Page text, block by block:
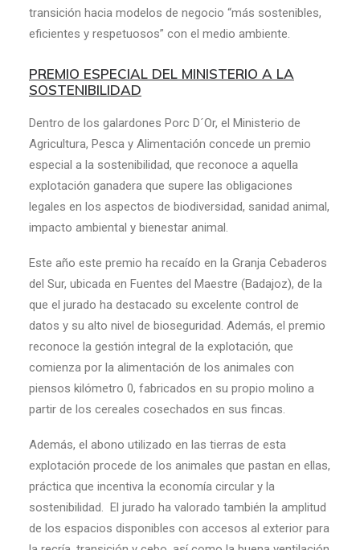
transición hacia modelos de negocio “más sostenibles,
eficientes y respetuosos” con el medio ambiente.
PREMIO ESPECIAL DEL MINISTERIO A LA
SOSTENIBILIDAD
Dentro de los galardones Porc D´Or, el Ministerio de
Agricultura, Pesca y Alimentación concede un premio
especial a la sostenibilidad, que reconoce a aquella
explotación ganadera que supere las obligaciones
legales en los aspectos de biodiversidad, sanidad animal,
impacto ambiental y bienestar animal.
Este año este premio ha recaído en la Granja Cebaderos
del Sur, ubicada en Fuentes del Maestre (Badajoz), de la
que el jurado ha destacado su excelente control de
datos y su alto nivel de bioseguridad. Además, el premio
reconoce la gestión integral de la explotación, que
comienza por la alimentación de los animales con
piensos kilómetro 0, fabricados en su propio molino a
partir de los cereales cosechados en sus fincas.
Además, el abono utilizado en las tierras de esta
explotación procede de los animales que pastan en ellas,
práctica que incentiva la economía circular y la
sostenibilidad. El jurado ha valorado también la amplitud
de los espacios disponibles con accesos al exterior para